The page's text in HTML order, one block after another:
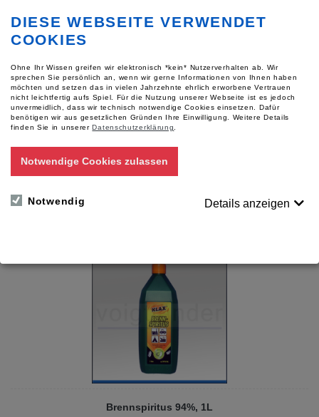
Aceton 100%, 1L, pharmazeutisch, benzolfrei
Brennspiritus 94%, 1L
DIESE WEBSEITE VERWENDET
COOKIES
Ohne Ihr Wissen greifen wir elektronisch *kein* Nutzerverhalten ab. Wir
sprechen Sie persönlich an, wenn wir gerne Informationen von Ihnen haben
möchten und setzen das in vielen Jahrzehnte ehrlich erworbene Vertrauen
nicht leichtfertig aufs Spiel. Für die Nutzung unserer Webseite ist es jedoch
unvermeidlich, dass wir technisch notwendige Cookies einsetzen. Dafür
benötigen wir aus gesetzlichen Gründen Ihre Einwilligung.
Weitere Details
finden Sie in unsererDatenschutzerklärung
Notwendige Cookies zulassen
Notwendig Details anzeigen